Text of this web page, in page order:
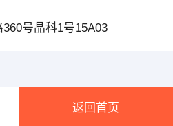
号晶科1号15A03
返回首页